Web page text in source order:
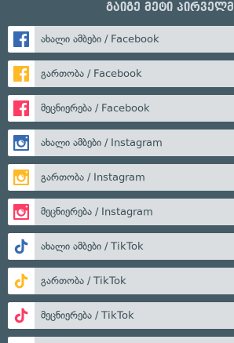
გაიგე მეტი
ახალი ამბები / Facebook
გართობა / Facebook
მეცნიერება / Facebook
ახალი ამბები / Instagram
გართობა / Instagram
მეცნიერება / Instagram
ახალი ამბები / TikTok
გართობა / TikTok
მეცნიერება / TikTok